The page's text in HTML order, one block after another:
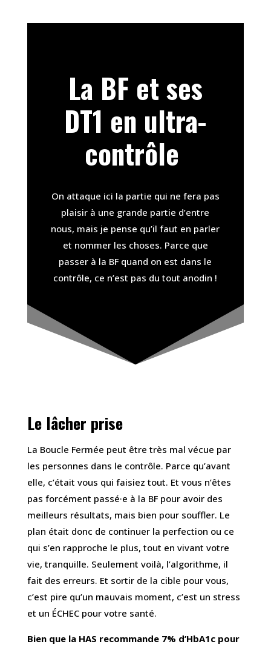
La BF et ses
DT1 en ultra-
contrôle
On attaque ici la partie qui ne fera pas
plaisir à une grande partie d’entre
nous, mais je pense qu’il faut en parler
et nommer les choses. Parce que
passer à la BF quand on est dans le
contrôle, ce n’est pas du tout anodin !
Le lâcher prise
La Boucle Fermée peut être très mal vécue par
les personnes dans le contrôle. Parce qu’avant
elle, c’était vous qui faisiez tout. Et vous n’êtes
pas forcément passé·e à la BF pour avoir des
meilleurs résultats, mais bien pour souffler. Le
plan était donc de continuer la perfection ou ce
qui s’en rapproche le plus, tout en vivant votre
vie, tranquille. Seulement voilà, l’algorithme, il
fait des erreurs. Et sortir de la cible pour vous,
c’est pire qu’un mauvais moment, c’est un stress
et un ÉCHEC pour votre santé.
Bien que la HAS recommande 7% d’HbA1c pour